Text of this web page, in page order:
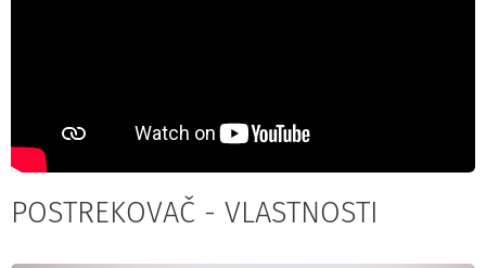
POSTREKOVAČ - VLASTNOSTI